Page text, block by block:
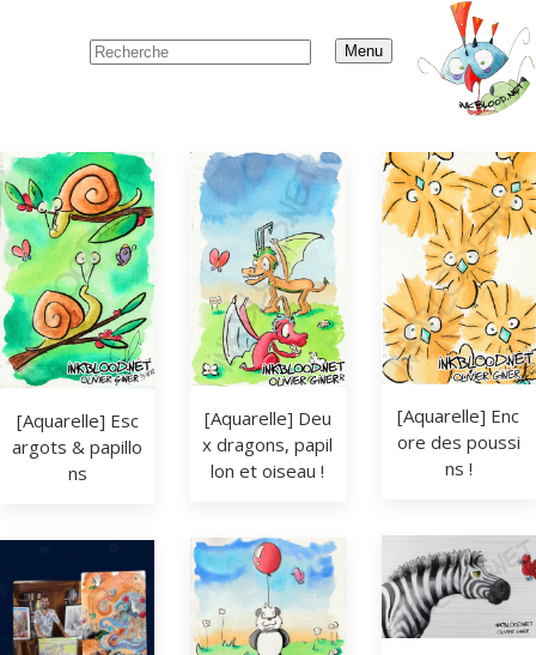
Menu
[Aquarelle] Esc
argots & papillo
ns
[Aquarelle] Deu
x dragons, papil
lon et oiseau !
[Aquarelle] Enc
ore des poussi
ns !